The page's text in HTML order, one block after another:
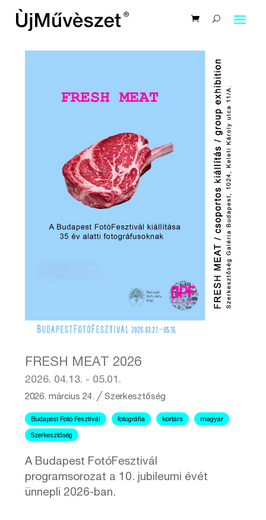
FRESH MEAT 2026
2026. 04.13. - 05.01.
2026. március 24. ╱Szerkesztőség
Budapest Fotó Fesztivál fotográfia kortárs magyar
Szerkesztőség
A Budapest FotóFesztivál
programsorozat a 10. jubileumi évét
ünnepli 2026-ban.